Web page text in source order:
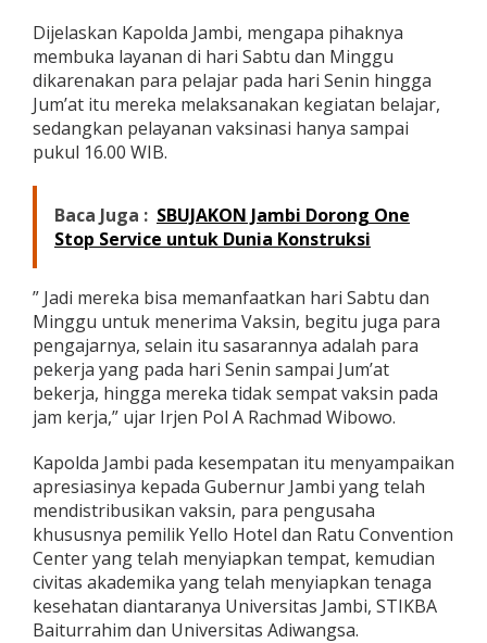
s
i
B
a
g
i
P
e
j
a
a
n
T
n
a
g
P
e
n
g
a
j
a
r
Dijelaskan Kapolda Jambi, mengapa pihaknya
membuka layanan di hari Sabtu dan Minggu
dikarenakan para pelajar pada hari Senin hingga
Jum’at itu mereka melaksanakan kegiatan belajar,
sedangkan pelayanan vaksinasi hanya sampai
pukul 16.00 WIB.
Baca Juga : SBUJAKON Jambi Dorong One
Stop Service untuk Dunia Konstruksi
” Jadi mereka bisa memanfaatkan hari Sabtu dan
Minggu untuk menerima Vaksin, begitu juga para
pengajarnya, selain itu sasarannya adalah para
pekerja yang pada hari Senin sampai Jum’at
bekerja, hingga mereka tidak sempat vaksin pada
jam kerja,” ujar Irjen Pol A Rachmad Wibowo.
Kapolda Jambi pada kesempatan itu menyampaikan
apresiasinya kepada Gubernur Jambi yang telah
mendistribusikan vaksin, para pengusaha
khususnya pemilik Yello Hotel dan Ratu Convention
Center yang telah menyiapkan tempat, kemudian
civitas akademika yang telah menyiapkan tenaga
kesehatan diantaranya Universitas Jambi, STIKBA
Baiturrahim dan Universitas Adiwangsa.